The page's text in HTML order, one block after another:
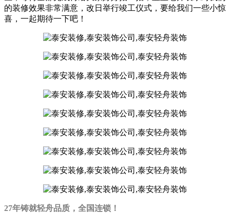
的装修效果非常满意，改日举行竣工仪式，要给我们一些小惊
喜，一起期待一下吧！
27年铸就轻舟品质，全国连锁！